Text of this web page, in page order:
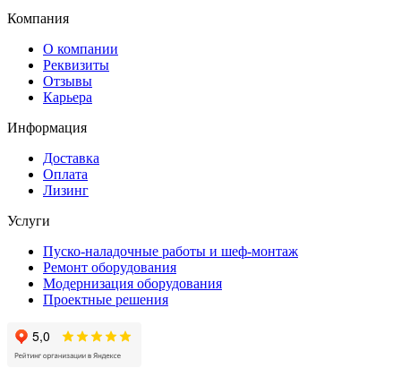
Компания
О компании
Реквизиты
Отзывы
Карьера
Информация
Доставка
Оплата
Лизинг
Услуги
Пуско-наладочные работы и шеф-монтаж
Ремонт оборудования
Модернизация оборудования
Проектные решения